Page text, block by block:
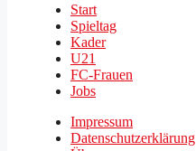
Start
Spieltag
Kader
U21
FC-Frauen
Jobs
Impressum
Datenschutzerklärung